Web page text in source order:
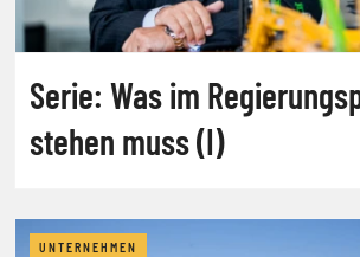
Serie: Was im
stehen muss (I)
UNTERNEHMEN